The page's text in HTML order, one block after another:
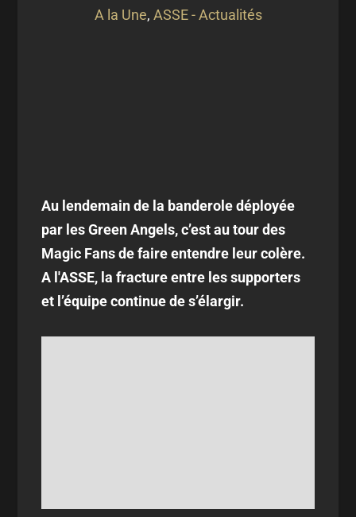
A la Une, ASSE - Actualités
Au lendemain de la banderole déployée
par les Green Angels, c’est au tour des
Magic Fans de faire entendre leur colère.
A l'ASSE, la fracture entre les supporters
et l’équipe continue de s’élargir.